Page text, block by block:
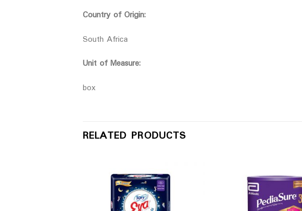
Country of Origin:
South Africa
Unit of Measure:
box
RELATED PRODUCTS